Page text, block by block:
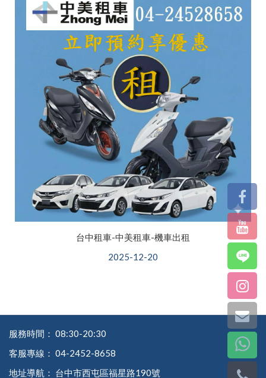
台中租車-中美租車-機車出租
2025-12-20
服務時間： 08:30-20:30
客服專線： 04-2452-8658
地址導航： 台中市西屯區福星路190號